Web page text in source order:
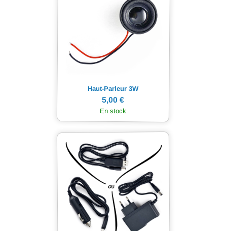
Haut-Parleur 3W
5,00 €
En stock